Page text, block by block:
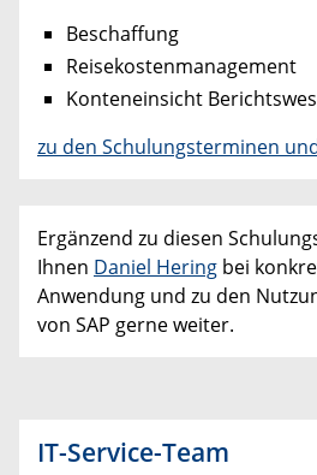
Beschaffung
Reisekostenmanagement
Konteneinsicht
zu den Schulungsterminen
Ergänzend zu diesen
Ihnen Daniel Hering bei
Anwendung und zu den
von SAP gerne weiter.
IT-Service-Team